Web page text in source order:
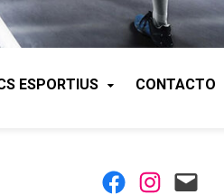
ESPORTIUS CONTACTO
Facebook
Instagram
Mail